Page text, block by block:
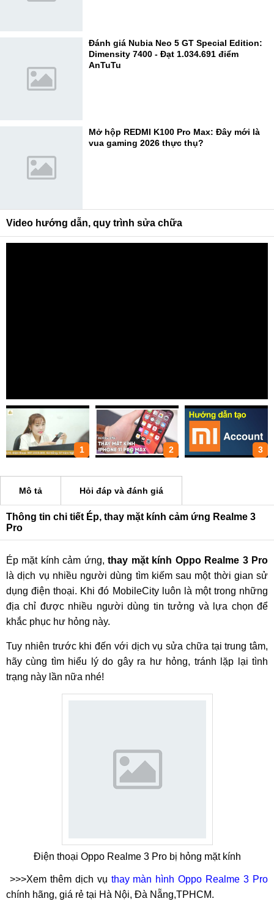
Đánh giá Nubia Neo 5 GT Special Edition:
Dimensity 7400 - Đạt 1.034.691 điểm
AnTuTu
Mở hộp REDMI K100 Pro Max: Đây mới là
vua gaming 2026 thực thụ?
Video hướng dẫn, quy trình sửa chữa
1 2 3
Mô tả Hỏi đáp và đánh giá
Thông tin chi tiết Ép, thay mặt kính cảm ứng Realme 3
Pro
Ép mặt kính cảm ứng,thay mặt kính Oppo Realme 3 Pro
là dịch vụ nhiều người dùng tìm kiếm sau một thời gian sử
dụng điện thoại. Khi đó MobileCity luôn là một trong những
địa chỉ được nhiều người dùng tin tưởng và lựa chọn để
khắc phục hư hỏng này.
Tuy nhiên trước khi đến với dịch vụ sửa chữa tại trung tâm,
hãy cùng tìm hiểu lý do gây ra hư hỏng, tránh lặp lại tình
trạng này lần nữa nhé!
Điện thoại Oppo Realme 3 Pro bị hỏng mặt kính
>>>Xem thêm dịch vụ thay màn hình Oppo Realme 3 Pro
chính hãng, giá rẻ tại Hà Nội, Đà Nẵng,TPHCM.